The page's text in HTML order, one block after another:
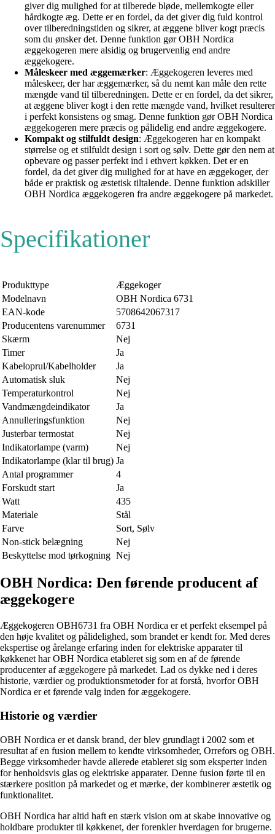
giver dig mulighed for at tilberede bløde, mellemkogte eller
hårdkogte æg. Dette er en fordel, da det giver dig fuld kontrol
over tilberedningstiden og sikrer, at æggene bliver kogt præcis
som du ønsker det. Denne funktion gør OBH Nordica
æggekogeren mere alsidig og brugervenlig end andre
æggekogere.
Måleskeer med æggemærker: Æggekogeren leveres med
måleskeer, der har æggemærker, så du nemt kan måle den rette
mængde vand til tilberedningen. Dette er en fordel, da det sikrer,
at æggene bliver kogt i den rette mængde vand, hvilket resulterer
i perfekt konsistens og smag. Denne funktion gør OBH Nordica
æggekogeren mere præcis og pålidelig end andre æggekogere.
Kompakt og stilfuldt design: Æggekogeren har en kompakt
størrelse og et stilfuldt design i sort og sølv. Dette gør den nem at
opbevare og passer perfekt ind i ethvert køkken. Det er en
fordel, da det giver dig mulighed for at have en æggekoger, der
både er praktisk og æstetisk tiltalende. Denne funktion adskiller
OBH Nordica æggekogeren fra andre æggekogere på markedet.
Specifikationer
Produkttype
Æggekoger
Modelnavn
OBH Nordica 6731
EAN-kode
5708642067317
Producentens varenummer
6731
Skærm
Nej
Timer
Ja
Kabeloprul/Kabelholder
Ja
Automatisk sluk
Nej
Temperaturkontrol
Nej
Vandmængdeindikator
Ja
Annulleringsfunktion
Nej
Justerbar termostat
Nej
Indikatorlampe (varm)
Nej
Indikatorlampe (klar til brug) Ja
Antal programmer
4
Forskudt start
Ja
Watt
435
Materiale
Stål
Farve
Sort, Sølv
Non-stick belægning
Nej
Beskyttelse mod tørkogning Nej
OBH Nordica: Den førende producent af
æggekogere
Æggekogeren OBH6731 fra OBH Nordica er et perfekt eksempel på
den høje kvalitet og pålidelighed, som brandet er kendt for. Med deres
ekspertise og årelange erfaring inden for elektriske apparater til
køkkenet har OBH Nordica etableret sig som en af de førende
producenter af æggekogere på markedet. Lad os dykke ned i deres
historie, værdier og produktionsmetoder for at forstå, hvorfor OBH
Nordica er et førende valg inden for æggekogere.
Historie og værdier
OBH Nordica er et dansk brand, der blev grundlagt i 2002 som et
resultat af en fusion mellem to kendte virksomheder, Orrefors og OBH.
Begge virksomheder havde allerede etableret sig som eksperter inden
for henholdsvis glas og elektriske apparater. Denne fusion førte til en
stærkere position på markedet og et mærke, der kombinerer æstetik og
funktionalitet.
OBH Nordica har altid haft en stærk vision om at skabe innovative og
holdbare produkter til køkkenet, der forenkler hverdagen for brugerne.